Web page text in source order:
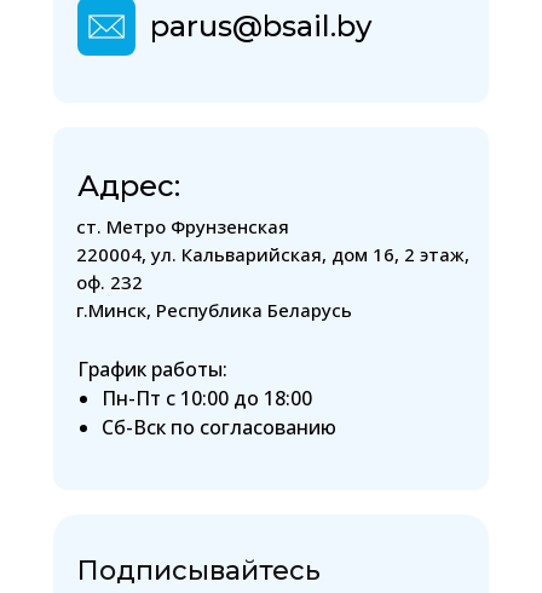
Авиатуры
Вьетнам
Вьетнам
Вьетнам
Грузия
Подписывайтесь
Адрес:
ст. Метро Фрунзенская
220004, ул. Кальварийская, дом 16, 2 этаж,
оф. 232
г.Минск, Республика Беларусь
График работы:
Пн-Пт с 10:00 до 18:00
Сб-Вск по согласованию
parus@bsail.by